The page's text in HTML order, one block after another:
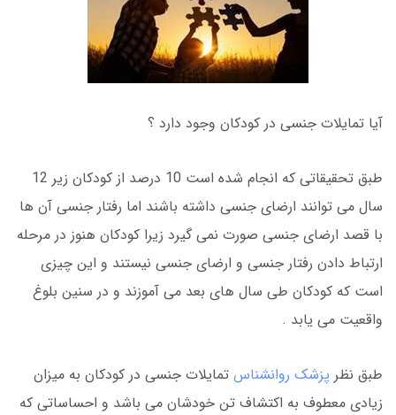
آیا تمایلات جنسی در کودکان وجود دارد ؟
طبق تحقیقاتی که انجام شده است 10 درصد از کودکان زیر 12
سال می توانند ارضای جنسی داشته باشند اما رفتار جنسی آن ها
با قصد ارضای جنسی صورت نمی گیرد زیرا کودکان هنوز در مرحله
ارتباط دادن رفتار جنسی و ارضای جنسی نیستند و این چیزی
است که کودکان طی سال های بعد می آموزند و در سنین بلوغ
واقعیت می یابد .
طبق نظر پزشک روانشناس تمایلات جنسی در کودکان به میزان
زیادی معطوف به اکتشاف تن خودشان می باشد و احساساتی که